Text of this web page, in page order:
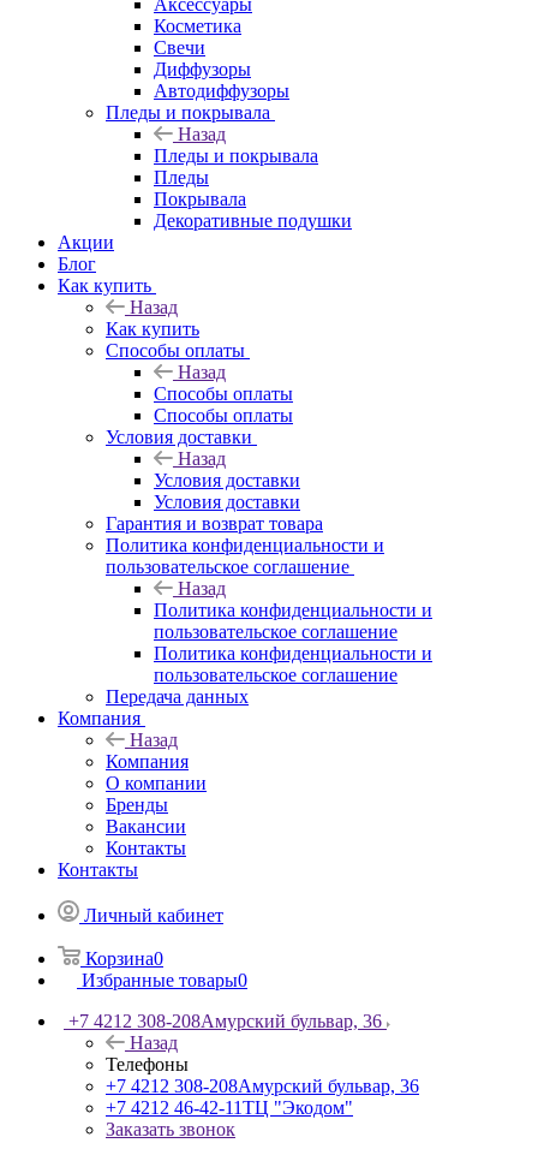
Аксессуары
Косметика
Свечи
Диффузоры
Автодиффузоры
Пледы и покрывала
Назад
Пледы и покрывала
Пледы
Покрывала
Декоративные подушки
Акции
Блог
Как купить
Назад
Как купить
Способы оплаты
Назад
Способы оплаты
Способы оплаты
Условия доставки
Назад
Условия доставки
Условия доставки
Гарантия и возврат товара
Политика конфиденциальности и
пользовательское соглашение
Назад
Политика конфиденциальности и
пользовательское соглашение
Политика конфиденциальности и
пользовательское соглашение
Передача данных
Компания
Назад
Компания
О компании
Бренды
Вакансии
Контакты
Контакты
Личный кабинет
Корзина0
Избранные товары0
+7 4212 308-208Амурский бульвар, 36
Назад
Телефоны
+7 4212 308-208Амурский бульвар, 36
+7 4212 46-42-11ТЦ "Экодом"
Заказать звонок